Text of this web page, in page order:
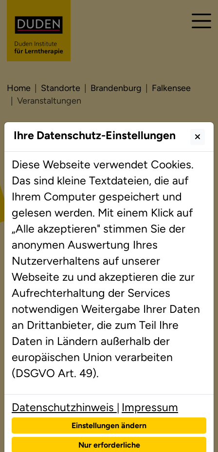
Home Standorte Brandenburg
Falkensee
Veranstaltungen
Veranstaltungen
Vortragsangebote für
Lehrkräfte und Eltern
Neben unseren regelmäßigen
Veranstaltungen bieten wir individuelle
Fachvorträge für Schulen und andere
Einrichtungen an. Hier finden Sie eine
Auswahl an Themen. Gern schneiden wir
aber auch ein individuelles Angebot für Sie
Vortragsthemen – Rechenschwäche
Für Lehrkräfte
Rechenschwäche – was ist das und was
kann man tun?
Ihre Datenschutz-Einstellungen
Diese Webseite verwendet Cookies.
Das sind kleine Textdateien, die auf
Ihrem Computer gespeichert und
gelesen werden. Mit einem Klick auf
„Alle akzeptieren" stimmen Sie der
anonymen Auswertung Ihres
Nutzerverhaltens auf unserer
Webseite zu und akzeptieren die zur
Aufrechterhaltung der Services
notwendigen Weitergabe Ihrer Daten
an Drittanbieter, die zum Teil Ihre
Daten in Ländern außerhalb der
europäischen Union verarbeiten
(DSGVO Art. 49).
Datenschutzhinweis | Impressum
Einstellungen ändern
Nur erforderliche